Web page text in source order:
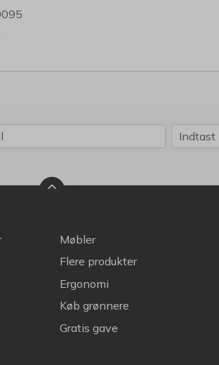
Møbler
Flere produkter
Ergonomi
Køb grønnere
Gratis gave